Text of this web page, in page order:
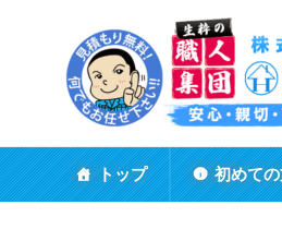
ッ
プ
トップ 初めて